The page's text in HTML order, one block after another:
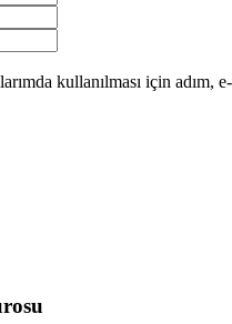
kullanılması için adım,